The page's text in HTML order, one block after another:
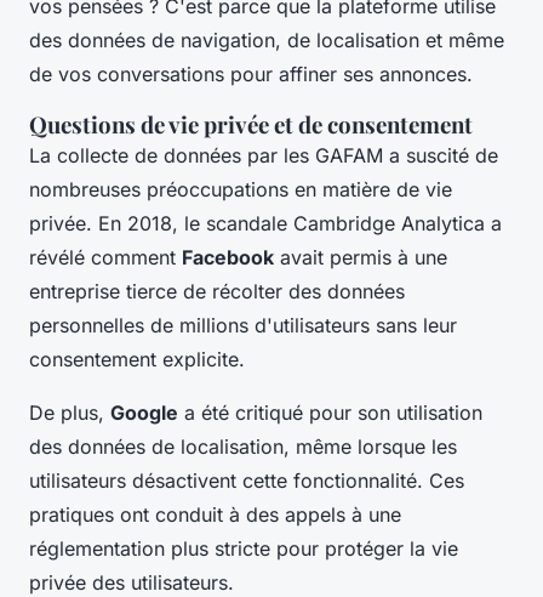
vos pensées ? C'est parce que la plateforme utilise
des données de navigation, de localisation et même
de vos conversations pour affiner ses annonces.
Questions de vie privée et de consentement
La collecte de données par les GAFAM a suscité de
nombreuses préoccupations en matière de vie
privée. En 2018, le scandale Cambridge Analytica a
révélé comment Facebook avait permis à une
entreprise tierce de récolter des données
personnelles de millions d'utilisateurs sans leur
consentement explicite.
De plus, Google a été critiqué pour son utilisation
des données de localisation, même lorsque les
utilisateurs désactivent cette fonctionnalité. Ces
pratiques ont conduit à des appels à une
réglementation plus stricte pour protéger la vie
privée des utilisateurs.